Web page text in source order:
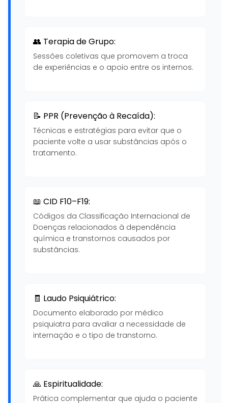
👥 Terapia de Grupo:
Sessões coletivas que promovem a troca
de experiências e o apoio entre os internos.
📝 PPR (Prevenção à Recaída):
Técnicas e estratégias para evitar que o
paciente volte a usar substâncias após o
tratamento.
📖 CID F10–F19:
Códigos da Classificação Internacional de
Doenças relacionados à dependência
química e transtornos causados por
substâncias.
🧾 Laudo Psiquiátrico:
Documento elaborado por médico
psiquiatra para avaliar a necessidade de
internação e o tipo de transtorno.
🙏 Espiritualidade:
Prática complementar que ajuda o paciente